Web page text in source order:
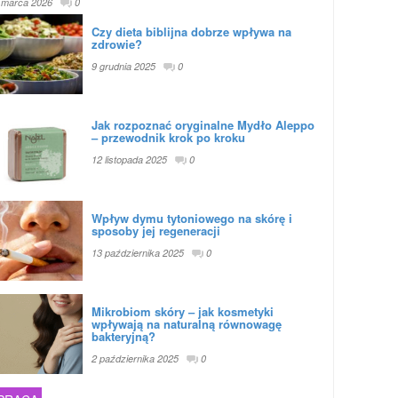
Czy dieta biblijna dobrze wpływa na
zdrowie?
9 grudnia 2025 0
Jak rozpoznać oryginalne Mydło Aleppo
– przewodnik krok po kroku
12 listopada 2025 0
Wpływ dymu tytoniowego na skórę i
sposoby jej regeneracji
13 października 2025 0
Mikrobiom skóry – jak kosmetyki
wpływają na naturalną równowagę
bakteryjną?
2 października 2025 0